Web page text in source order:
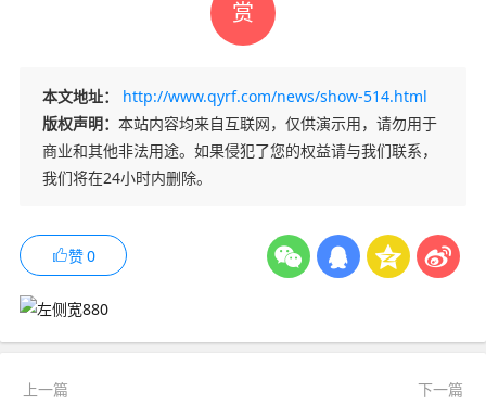
赏
本文地址：
http://www.qyrf.com/news/show-514.html
版权声明： 本站内容均来自互联网，仅供演示用，请勿用于
商业和其他非法用途。如果侵犯了您的权益请与我们联系，
我们将在24小时内删除。
赞0
上一篇 下一篇